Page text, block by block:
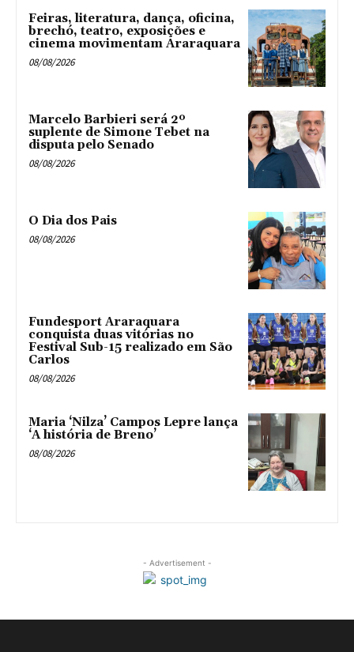
Feiras, literatura, dança, oficina,
brechó, teatro, exposições e
cinema movimentam Araraquara
08/08/2026
Marcelo Barbieri será 2º
suplente de Simone Tebet na
disputa pelo Senado
08/08/2026
O Dia dos Pais
08/08/2026
Fundesport Araraquara
conquista duas vitórias no
Festival Sub-15 realizado em São
Carlos
08/08/2026
Maria ‘Nilza’ Campos Lepre lança
‘A história de Breno’
08/08/2026
- Advertisement -